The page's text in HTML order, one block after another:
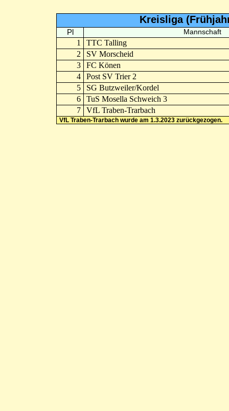
Kreisliga
Pl Mannschaft
1
TTC Talling
2
SV Morscheid
3
FC Könen
4
Post SV Trier 2
5
SG Butzweiler/Kordel
6
TuS Mosella Schweich 3
7
VfL Traben-Trarbach
VfL Traben-Trarbach wurde am 1.3.2023 zurückgezogen.